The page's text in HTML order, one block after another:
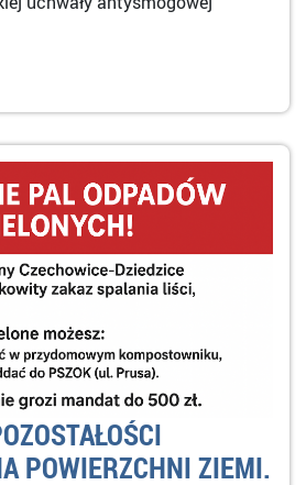
POWIERZCHNI ZIEMI.